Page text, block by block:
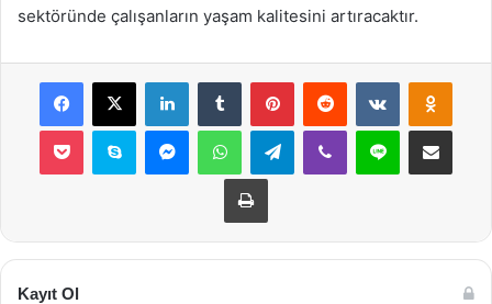
sektöründe çalışanların yaşam kalitesini artıracaktır.
Facebook
X LinkedInTumblr PinterestReddit VKontakte
Pocket Skype MessengerWhatsAppTelegramViber Line E-Posta ile
Yazdır
Kayıt Ol